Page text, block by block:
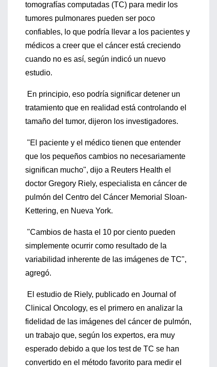
tomografías computadas (TC) para medir los
tumores pulmonares pueden ser poco
confiables, lo que podría llevar a los pacientes y
médicos a creer que el cáncer está creciendo
cuando no es así, según indicó un nuevo
estudio.
En principio, eso podría significar detener un
tratamiento que en realidad está controlando el
tamaño del tumor, dijeron los investigadores.
"El paciente y el médico tienen que entender
que los pequeños cambios no necesariamente
significan mucho", dijo a Reuters Health el
doctor Gregory Riely, especialista en cáncer de
pulmón del Centro del Cáncer Memorial Sloan-
Kettering, en Nueva York.
"Cambios de hasta el 10 por ciento pueden
simplemente ocurrir como resultado de la
variabilidad inherente de las imágenes de TC",
agregó.
El estudio de Riely, publicado en Journal of
Clinical Oncology, es el primero en analizar la
fidelidad de las imágenes del cáncer de pulmón,
un trabajo que, según los expertos, era muy
esperado debido a que los test de TC se han
convertido en el método favorito para medir el